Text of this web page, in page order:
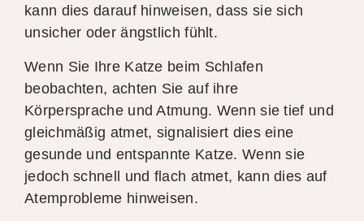
kann dies darauf hinweisen, dass sie sich
unsicher oder ängstlich fühlt.
Wenn Sie Ihre Katze beim Schlafen
beobachten, achten Sie auf ihre
Körpersprache und Atmung. Wenn sie tief und
gleichmäßig atmet, signalisiert dies eine
gesunde und entspannte Katze. Wenn sie
jedoch schnell und flach atmet, kann dies auf
Atemprobleme hinweisen.